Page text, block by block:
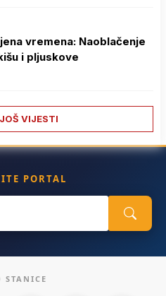
vremena: Naoblačenje
i pljuskove
VIJESTI
PORTAL
STANICE